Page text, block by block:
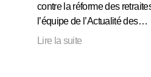
contre la réforme des
l’équipe de l’Actualité des…
Lire la suite